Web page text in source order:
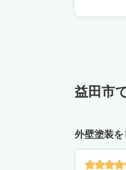
益田市
外壁塗装